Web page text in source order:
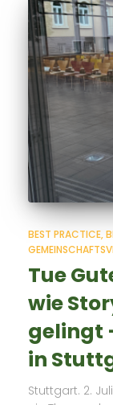
BEST PRACTICE
Tue
wie
gelingt
in
Stuttgart. 2.